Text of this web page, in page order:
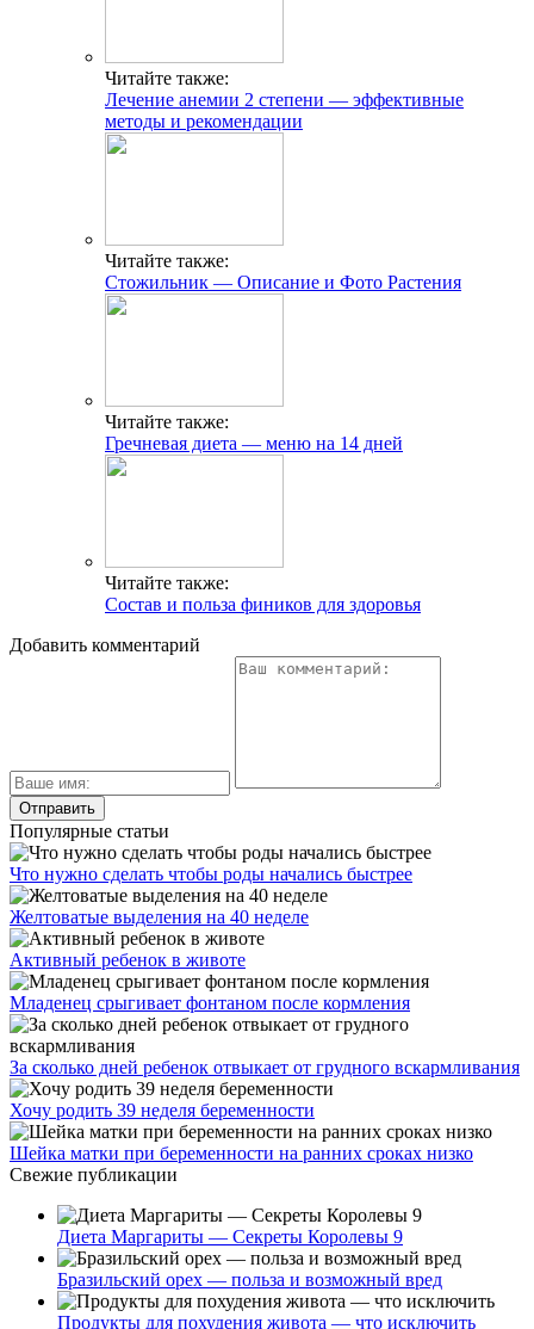
Читайте также:
Лечение анемии 2 степени — эффективные
методы и рекомендации
Читайте также:
Стожильник — Описание и Фото Растения
Читайте также:
Гречневая диета — меню на 14 дней
Читайте также:
Состав и польза фиников для здоровья
Добавить комментарий
Популярные статьи
Что нужно сделать чтобы роды начались быстрее
Желтоватые выделения на 40 неделе
Активный ребенок в животе
Младенец срыгивает фонтаном после кормления
За сколько дней ребенок отвыкает от грудного вскармливания
Хочу родить 39 неделя беременности
Шейка матки при беременности на ранних сроках низко
Свежие публикации
Диета Маргариты — Секреты Королевы 9
Бразильский орех — польза и возможный вред
Продукты для похудения живота — что исключить